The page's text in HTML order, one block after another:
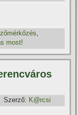
,
most!
Szerző: K@rcsi